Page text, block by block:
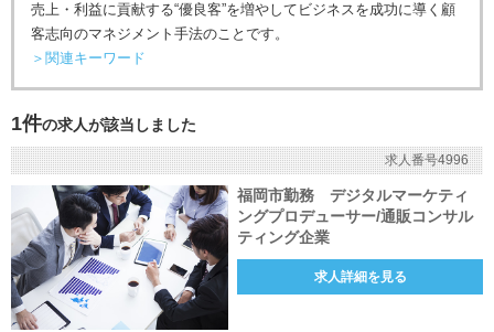
売上・利益に貢献する“優良客”を増やしてビジネスを成功に導く顧
客志向のマネジメント手法のことです。
＞関連キーワード
1件の求人が該当しました
求人番号4996
福岡市勤務 デジタルマーケティ
ングプロデューサー/通販コンサル
ティング企業
求人詳細を見る